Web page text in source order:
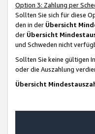
Option 3: Zahlung per
Sollten Sie sich für diese
den in der Übersicht
der Übersicht
und Schweden nicht
Sollten Sie keine gültigen
oder die Auszahlung
Übersicht